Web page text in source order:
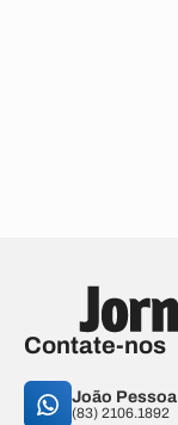
Contate-nos
João Pessoa
(83) 2106.1892